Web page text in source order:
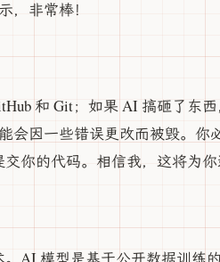
，非常棒！
和 Git；如果 AI 搞砸了东
会因一些错误更改而被毁。你
你的代码。相信我，这将为你